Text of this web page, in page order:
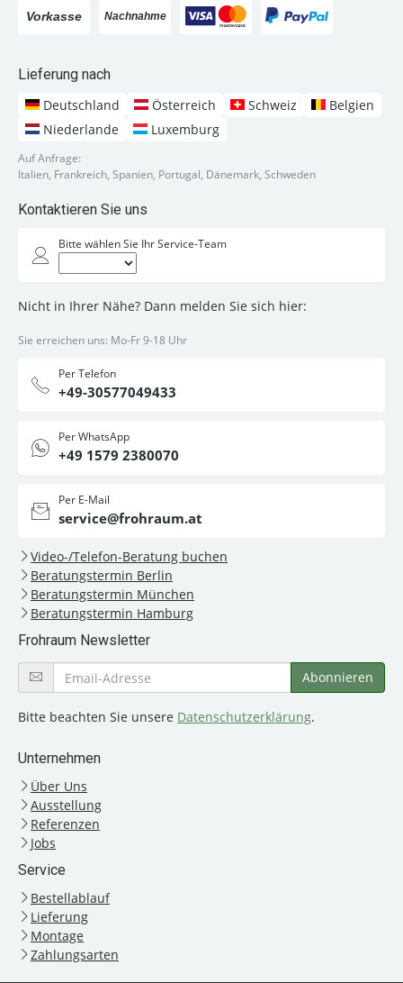
Lieferung nach
Deutschland
Österreich Schweiz
Belgien
Niederlande
Luxemburg
Auf Anfrage:
Italien, Frankreich, Spanien, Portugal, Dänemark, Schweden
Kontaktieren Sie uns
Bitte wählen Sie Ihr Service-Team
Nicht in Ihrer Nähe? Dann melden Sie sich hier:
Sie erreichen uns: Mo-Fr 9-18 Uhr
Per Telefon
+49-30577049433
Per WhatsApp
+49 1579 2380070
Per E-Mail
service@frohraum.at
Video-/Telefon-Beratung buchen
Beratungstermin Berlin
Beratungstermin München
Beratungstermin Hamburg
Frohraum Newsletter
Bitte beachten Sie unsere Datenschutzerklärung.
Unternehmen
Über Uns
Ausstellung
Referenzen
Jobs
Service
Bestellablauf
Lieferung
Montage
Zahlungsarten